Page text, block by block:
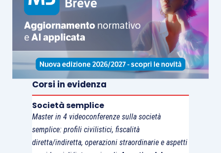
Corsi in evidenza
Società semplice
Master in 4 videoconferenze sulla società
semplice: profili civilistici, fiscalità
diretta/indiretta, operazioni straordinarie e aspetti